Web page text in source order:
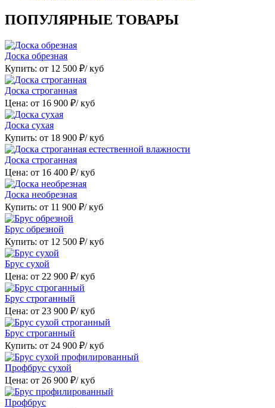
ПОПУЛЯРНЫЕ ТОВАРЫ
Доска обрезная
Купить: от 12 500 ₽/ куб
Доска строганная
Цена: от 16 900 ₽/ куб
Доска сухая
Купить: от 18 900 ₽/ куб
Доска строганная
Цена: от 16 400 ₽/ куб
Доска необрезная
Купить: от 11 900 ₽/ куб
Брус обрезной
Купить: от 12 500 ₽/ куб
Брус сухой
Цена: от 22 900 ₽/ куб
Брус строганный
Цена: от 23 900 ₽/ куб
Брус строганный
Купить: от 24 900 ₽/ куб
Профбрус сухой
Цена: от 26 900 ₽/ куб
Профбрус